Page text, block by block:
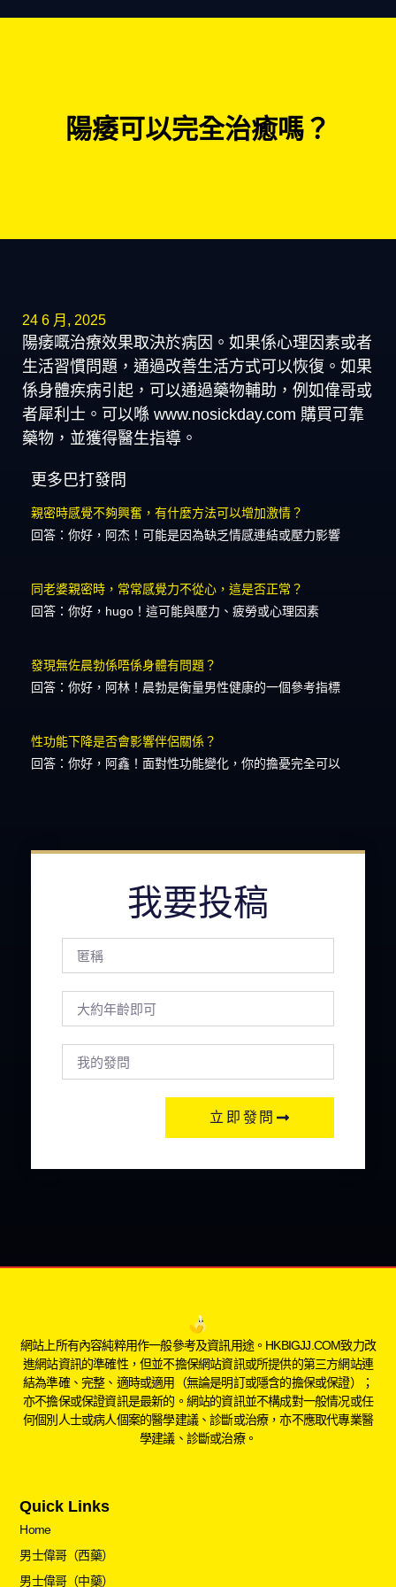
陽痿可以完全治癒嗎？
24 6 月, 2025
陽痿嘅治療效果取決於病因。如果係心理因素或者
生活習慣問題，通過改善生活方式可以恢復。如果
係身體疾病引起，可以通過藥物輔助，例如偉哥或
者犀利士。可以喺 www.nosickday.com 購買可靠
藥物，並獲得醫生指導。
更多巴打發問
親密時感覺不夠興奮，有什麼方法可以增加激情？
回答：你好，阿杰！可能是因為缺乏情感連結或壓力影響
同老婆親密時，常常感覺力不從心，這是否正常？
回答：你好，hugo！這可能與壓力、疲勞或心理因素
發現無佐晨勃係唔係身體有問題？
回答：你好，阿林！晨勃是衡量男性健康的一個參考指標
性功能下降是否會影響伴侶關係？
回答：你好，阿鑫！面對性功能變化，你的擔憂完全可以
我要投稿
立即發問
網站上所有內容純粹用作一般參考及資訊用途。HKBIGJJ.COM致力改
進網站資訊的準確性，但並不擔保網站資訊或所提供的第三方網站連
結為準確、完整、適時或適用（無論是明訂或隱含的擔保或保證）；
亦不擔保或保證資訊是最新的。網站的資訊並不構成對一般情况或任
何個別人士或病人個案的醫學建議、診斷或治療，亦不應取代專業醫
學建議、診斷或治療。
Quick Links
Home
男士偉哥（西藥）
男士偉哥（中藥）